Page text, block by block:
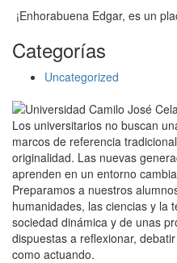
¡Enhorabuena Edgar, es un
Categorías
Uncategorized
Los universitarios no buscan
marcos de referencia
originalidad. Las nuevas
aprenden en un entorno
Preparamos a nuestros
humanidades, las ciencias y la
sociedad dinámica y de unas
dispuestas a reflexionar,
como actuando.